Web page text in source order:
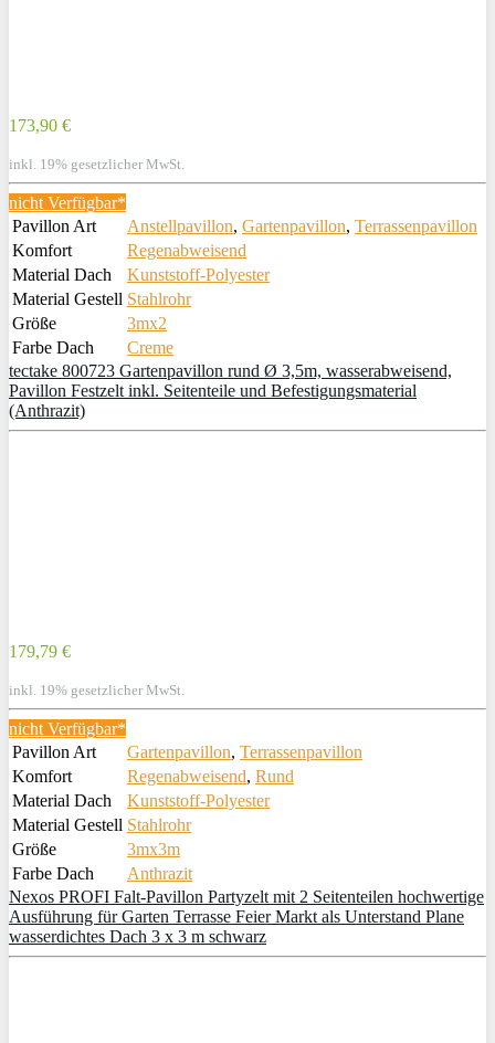
173,90 €
inkl. 19% gesetzlicher MwSt.
nicht Verfügbar*
Pavillon Art
Anstellpavillon, Gartenpavillon, Terrassenpavillon
Komfort
Regenabweisend
Material Dach
Kunststoff-Polyester
Material Gestell Stahlrohr
Größe
3mx2
Farbe Dach
Creme
tectake 800723 Gartenpavillon rund Ø 3,5m, wasserabweisend,
Pavillon Festzelt inkl. Seitenteile und Befestigungsmaterial
(Anthrazit)
179,79 €
inkl. 19% gesetzlicher MwSt.
nicht Verfügbar*
Pavillon Art
Gartenpavillon, Terrassenpavillon
Komfort
Regenabweisend, Rund
Material Dach
Kunststoff-Polyester
Material Gestell Stahlrohr
Größe
3mx3m
Farbe Dach
Anthrazit
Nexos PROFI Falt-Pavillon Partyzelt mit 2 Seitenteilen hochwertige
Ausführung für Garten Terrasse Feier Markt als Unterstand Plane
wasserdichtes Dach 3 x 3 m schwarz